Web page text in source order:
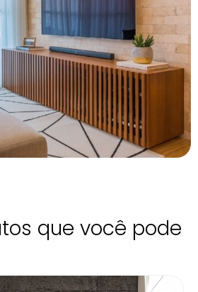
que você pode